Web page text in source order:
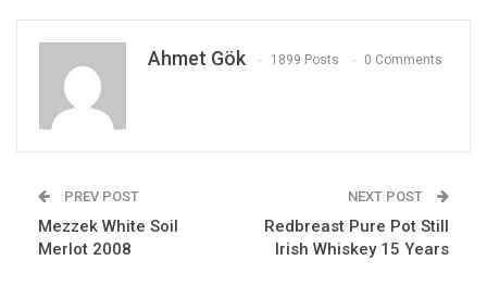
Ahmet Gök 1899 Posts 0 Comments
PREV POST
Mezzek White Soil
Merlot 2008
NEXT POST
Redbreast Pure Pot Still
Irish Whiskey 15 Years